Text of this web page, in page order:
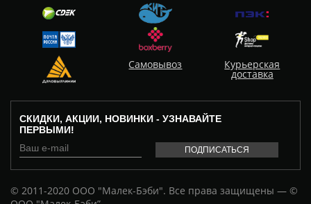
СКИДКИ, АКЦИИ, НОВИНКИ - УЗНАВАЙТЕ
ПЕРВЫМИ!
© 2011-2020 ООО "Малек-Бэби". Все права защищены — ©
Самовывоз Курьерская
доставка